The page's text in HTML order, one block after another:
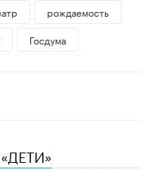
рождаемость
Госдума